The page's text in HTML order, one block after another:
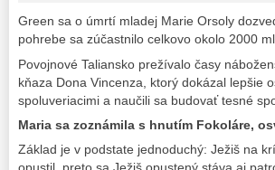
Green sa o úmrtí mladej Marie Orsoly
pohrebe sa zúčastnilo celkovo okolo 2000
Povojnové Taliansko prežívalo časy
kňaza Dona Vincenza, ktorý dokázal lepšie
spoluveriacimi a naučili sa budovať tesné
Maria sa zoznámila s hnutím Fokoláre,
Základ je v podstate jednoduchý: Ježiš na